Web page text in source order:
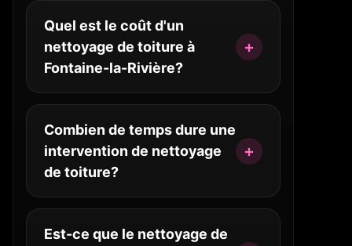
Quel est le coût d'un
nettoyage de toiture à
Fontaine-la-Rivière?
Combien de temps dure une
intervention de nettoyage
de toiture?
Est-ce que le nettoyage de